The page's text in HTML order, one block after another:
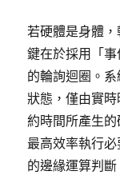
若硬體是身體
鍵在於採用「
的輪詢迴圈。
狀態，僅由實
約時間所產生
最高效率執行
的邊緣運算判